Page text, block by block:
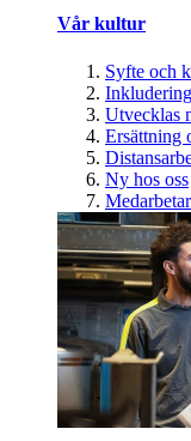
Vår kultur
Syfte och
Utvecklas
Ersättning
Ny hos oss